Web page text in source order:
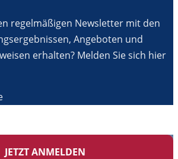
regelmäßigen Newsletter mit den
Angeboten und
erhalten? Melden Sie sich hier
JETZT ANMELDEN